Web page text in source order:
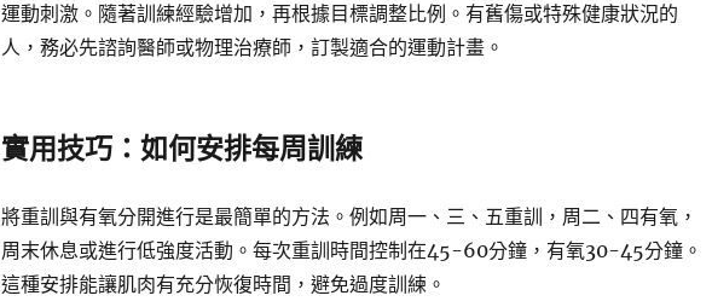
運動刺激。隨著訓練經驗增加，再根據目標調整比例。有舊傷或特殊健康狀況的
人，務必先諮詢醫師或物理治療師，訂製適合的運動計畫。
實用技巧：如何安排每周訓練
將重訓與有氧分開進行是最簡單的方法。例如周一、三、五重訓，周二、四有氧，
周末休息或進行低強度活動。每次重訓時間控制在45-60分鐘，有氧30-45分鐘。
這種安排能讓肌肉有充分恢復時間，避免過度訓練。